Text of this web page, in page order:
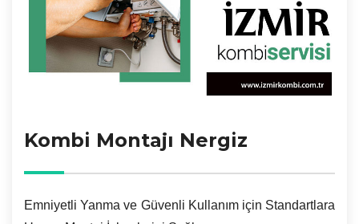
Kombi Montajı Nergiz
Emniyetli Yanma ve Güvenli Kullanım için Standartlara